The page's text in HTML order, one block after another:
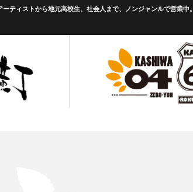
ティストから地元高校生、社会人まで、ノンジャンルで営業中。